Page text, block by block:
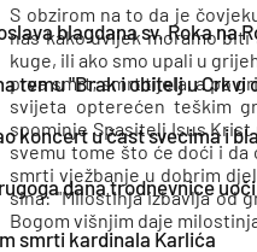
blagdana sv. Roka na
temu "Brak i obitelj u Crkvi
koncert u čast svecima i
dana trodnevnice
smrti kardinala Karlića
S obzirom na to da je
nas kako uvijek moramo
kuge, ili ako smo upali u
prva smrt; smrt tijela, a po
svijeta opterećen teškim
spominje Spasitelj Isus
svemu tome što će doći i da
smrti vježbanje u dobrim
sina: "Milostinja izbavlja od
Bogom višnjim daje milostinja